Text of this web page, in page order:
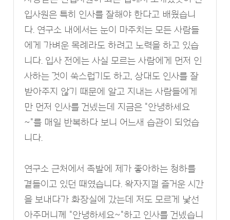
입사원은 특히 인사를 잘해야 한다고 배웠습니
다. 연구소 내에서는 눈이 마주치는 모든 사람들
에게 가벼운 목례라도 하려고 노력을 하고 있습
니다. 입사 전에는 사실 모르는 사람에게 먼저 인
사하는 것이 쑥스럽기도 하고, 상대도 인사를 잘
받아주지 않기 때문에 알고 지내는 사람들에게
만 먼저 인사를 건넸는데 지금은 "안녕하세요
~"를 매일 반복하다 보니 어느새 습관이 되었습
니다.
연구소 근처에서 족발에 제가 좋아하는 청하를
곁들이고 있던 때였습니다. 왁자지껄 즐거운 시간
을 보내다가 화장실에 갔는데 저도 모르게 낯선
아주머니께 "안녕하세요~"하고 인사를 건넸습니